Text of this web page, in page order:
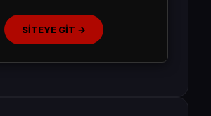
SİTEYE GİT →